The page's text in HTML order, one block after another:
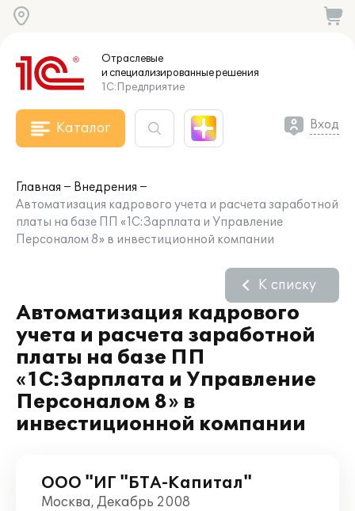
Отраслевые
и специализированныерешения
1С:Предприятие
Каталог Вход
Главная
Внедрения
Автоматизация кадрового учета и расчета заработной
платы на базе ПП «1С:Зарплата и Управление
Персоналом 8» в инвестиционной компании
Автоматизация кадрового
учета и расчета заработной
платы на базе ПП
«1С:Зарплата и Управление
Персоналом 8» в
инвестиционной компании
К списку
ООО "ИГ "БТА-Капитал"
Москва, Декабрь 2008